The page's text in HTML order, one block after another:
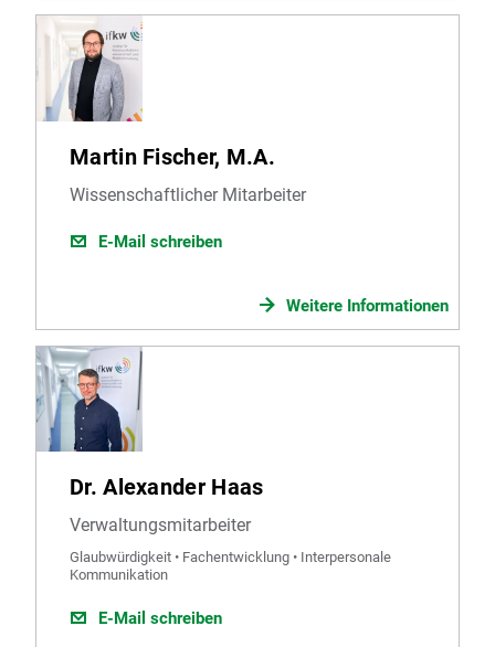
Martin Fischer, M.A.
Wissenschaftlicher Mitarbeiter
E-Mail schreiben
Weitere Informationen
Dr. Alexander Haas
Verwaltungsmitarbeiter
Glaubwürdigkeit • Fachentwicklung • Interpersonale
Kommunikation
E-Mail schreiben